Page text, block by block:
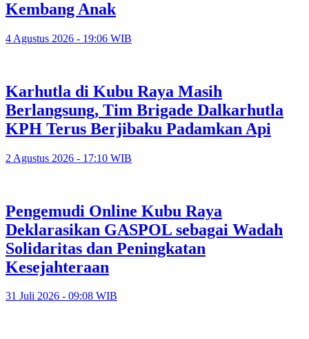
Kembang Anak
4 Agustus 2026 - 19:06 WIB
Karhutla di Kubu Raya Masih
Berlangsung, Tim Brigade Dalkarhutla
KPH Terus Berjibaku Padamkan Api
2 Agustus 2026 - 17:10 WIB
Pengemudi Online Kubu Raya
Deklarasikan GASPOL sebagai Wadah
Solidaritas dan Peningkatan
Kesejahteraan
31 Juli 2026 - 09:08 WIB